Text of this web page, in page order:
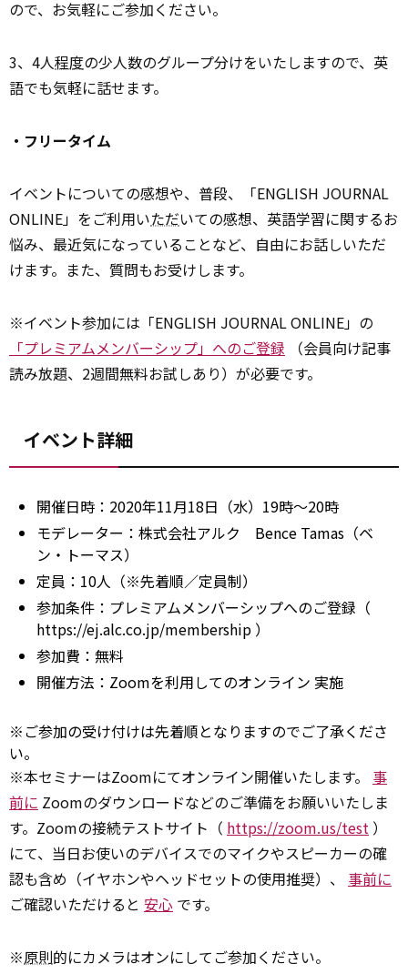
ので、お気軽にご参加ください。
3、4人程度の少人数のグループ分けをいたしますので、英
語でも気軽に話せます。
・フリータイム
イベントについての感想や、普段、「ENGLISH JOURNAL
ONLINE」をご利用いただいての感想、英語学習に関するお
悩み、最近気になっていることなど、自由にお話しいただ
けます。また、質問もお受けします。
※イベント参加には「ENGLISH JOURNAL ONLINE」の
「プレミアムメンバーシップ」へのご登録 （会員向け記事
読み放題、2週間無料お試しあり）が必要です。
イベント詳細
開催日時：2020年11月18日（水）19時～20時
モデレーター：株式会社アルク Bence Tamas（ベ
ン・トーマス）
定員：10人（※先着順／定員制）
参加条件：プレミアムメンバーシップへのご登録（
https://ej.alc.co.jp/membership ）
参加費：無料
開催方法：Zoomを利用してのオンライン 実施
※ご参加の受け付けは先着順となりますのでご了承くださ
い。
※本セミナーはZoomにてオンライン開催いたします。 事
前に Zoomのダウンロードなどのご準備をお願いいたしま
す。Zoomの接続テストサイト（ https://zoom.us/test ）
にて、当日お使いのデバイスでのマイクやスピーカーの確
認も含め（イヤホンやヘッドセットの使用推奨）、 事前に
ご確認いただけると 安心 です。
※原則的にカメラはオンにしてご参加ください。